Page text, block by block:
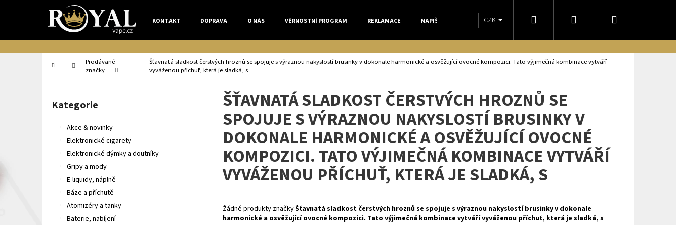
KONTAKT DOPRAVA O NÁS VĚRNOSTNÍ PROGRAM REKLAMACE NAPIŠTE NÁM OBCHODNÍ PODMÍNKY DORUČENIE NA SLOVENSKO
CZK Hledat PřihlášeníNákupní
Domů
Prodávané
značky
Šťavnatá sladkost čerstvých hroznů se spojuje s výraznou nakyslostí brusinky v dokonale harmonické a osvěžující ovocné kompozici. Tato výjimečná kombinace vytváří
vyváženou příchuť, která je sladká, s
Přeskočit
kategorie
Kategorie
Akce & novinky
Elektronické cigarety
Elektronické dýmky a doutníky
Gripy a mody
E-liquidy, náplně
Báze a příchutě
Atomizéry a tanky
Baterie, nabíjení
ŠŤAVNATÁ SLADKOST ČERSTVÝCH HROZNŮ SE
SPOJUJE S VÝRAZNOU NAKYSLOSTÍ BRUSINKY V
DOKONALE HARMONICKÉ A OSVĚŽUJÍCÍ OVOCNÉ
KOMPOZICI. TATO VÝJIMEČNÁ KOMBINACE VYTVÁŘÍ
VYVÁŽENOU PŘÍCHUŤ, KTERÁ JE SLADKÁ, S
Žádné produkty značkyŠťavnatá sladkost čerstvých hroznů se spojuje s výraznou nakyslostí brusinky v dokonale
harmonické a osvěžující ovocné kompozici. Tato výjimečná kombinace vytváří vyváženou příchuť, která je sladká, s
í
k
Zpět
do
obchodu
Zpět
do
obchodu
Co potřebujete najít?
HLEDAT
Doporučujeme